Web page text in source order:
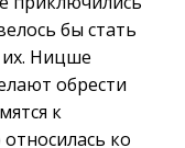
бы стать
их. Ницше
обрести
к
ко